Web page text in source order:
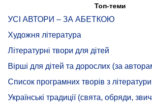
Топ-теми
УСІ АВТОРИ – ЗА АБЕТКОЮ
Художня література
Літературні твори для дітей
Вірші для дітей та дорослих (за
Список програмних творів з літератури
Українські традиції (свята, обряди,